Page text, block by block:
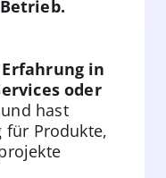
in
oder
und hast
für Produkte,